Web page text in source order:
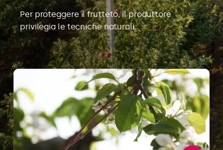
Per proteggere il frutteto, il produttore
privilegia le tecniche naturali.